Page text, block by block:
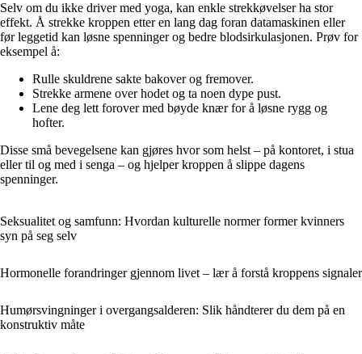
Selv om du ikke driver med yoga, kan enkle strekkøvelser ha stor
effekt. Å strekke kroppen etter en lang dag foran datamaskinen eller
før leggetid kan løsne spenninger og bedre blodsirkulasjonen. Prøv for
eksempel å:
Rulle skuldrene sakte bakover og fremover.
Strekke armene over hodet og ta noen dype pust.
Lene deg lett forover med bøyde knær for å løsne rygg og
hofter.
Disse små bevegelsene kan gjøres hvor som helst – på kontoret, i stua
eller til og med i senga – og hjelper kroppen å slippe dagens
spenninger.
Seksualitet og samfunn: Hvordan kulturelle normer former kvinners
syn på seg selv
Hormonelle forandringer gjennom livet – lær å forstå kroppens signaler
Humørsvingninger i overgangsalderen: Slik håndterer du dem på en
konstruktiv måte